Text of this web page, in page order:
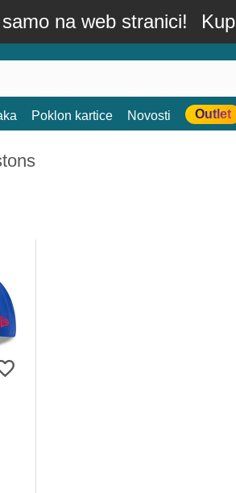
na web stranici!
Poklon kartice Novosti Outlet